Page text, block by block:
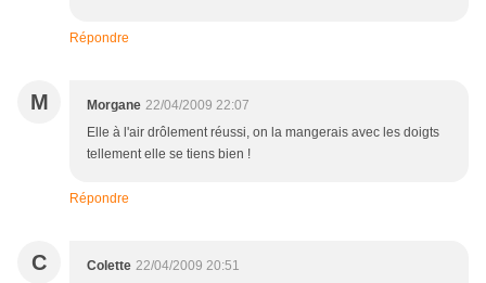
Répondre
M Morgane 22/04/2009 22:07
Elle à l'air drôlement réussi, on la mangerais avec les doigts
tellement elle se tiens bien !
Répondre
C Colette 22/04/2009 20:51